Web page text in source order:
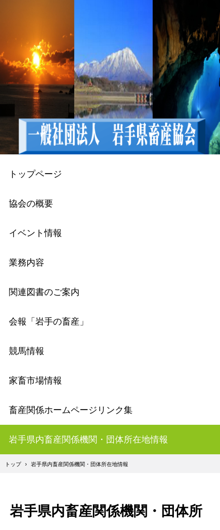
トップページ
協会の概要
イベント情報
業務内容
関連図書のご案内
会報「岩手の畜産」
競馬情報
家畜市場情報
畜産関係ホームページリンク集
岩手県内畜産関係機関・団体所在地情報
トップ › 岩手県内畜産関係機関・団体所在地情報
岩手県内畜産関係機関・団体所